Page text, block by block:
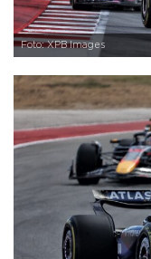
Foto: XPB Images